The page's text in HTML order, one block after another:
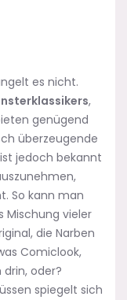
es nicht.
,
genügend
überzeugende
jedoch bekannt
So kann man
Mischung vieler
die Narben
Comiclook,
oder?
spiegelt sich